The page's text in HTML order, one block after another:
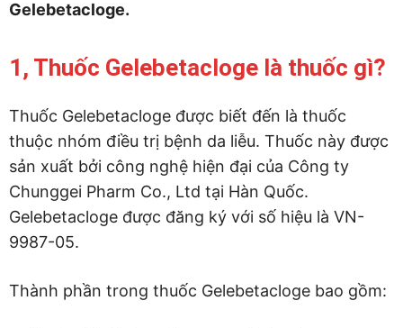
Gelebetacloge.
1, Thuốc Gelebetacloge là thuốc gì?
Thuốc Gelebetacloge được biết đến là thuốc
thuộc nhóm điều trị bệnh da liễu. Thuốc này được
sản xuất bởi công nghệ hiện đại của Công ty
Chunggei Pharm Co., Ltd tại Hàn Quốc.
Gelebetacloge được đăng ký với số hiệu là VN-
9987-05.
Thành phần trong thuốc Gelebetacloge bao gồm: